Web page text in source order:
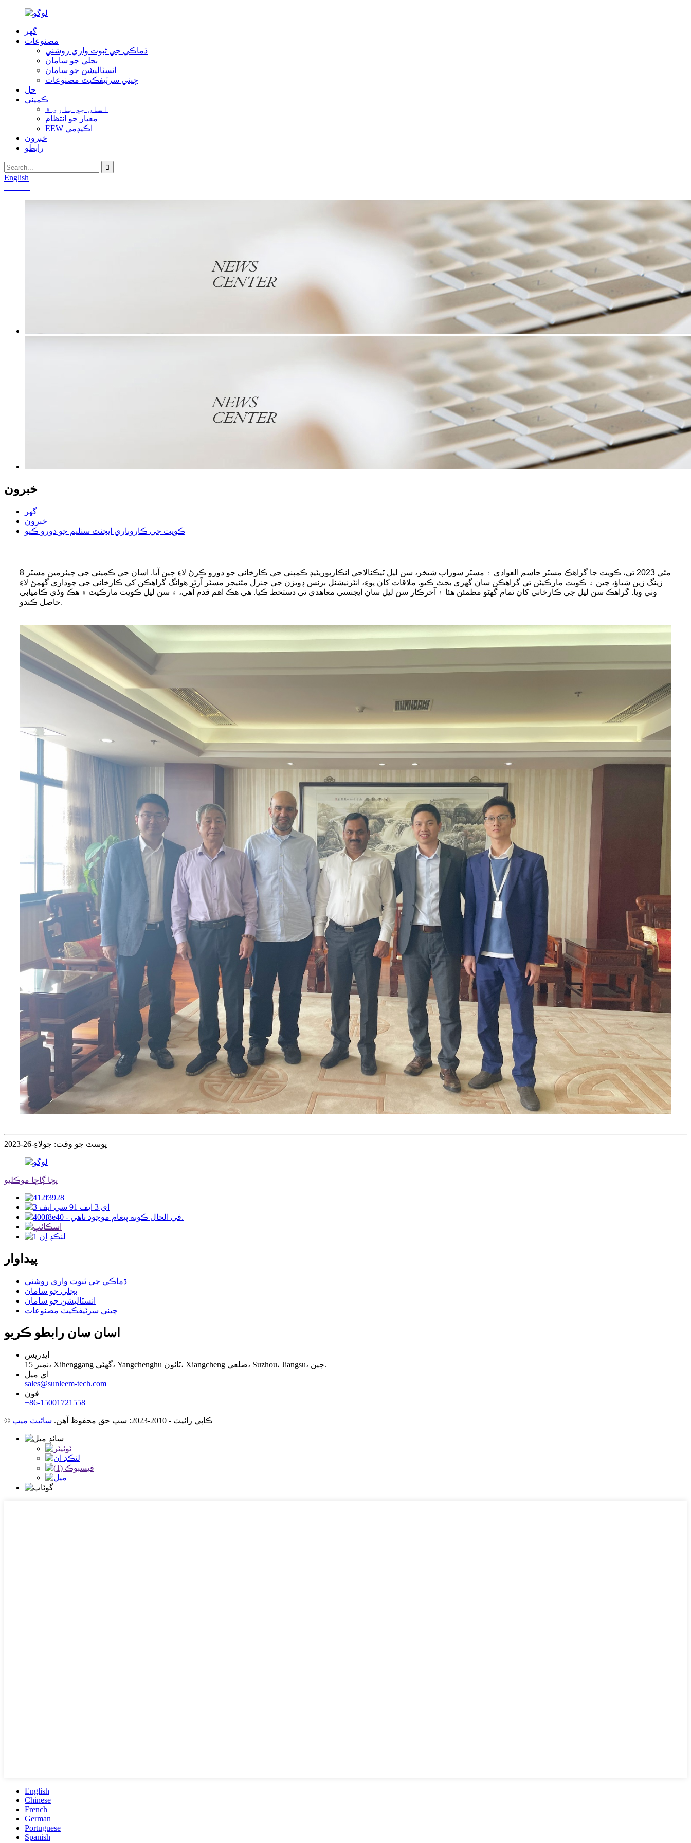
گھر
مصنوعات
ڌماڪي جي ثبوت واري روشني
بجلي جو سامان
انسٽاليشن جو سامان
چيني سرٽيفڪيٽ مصنوعات
حل
ڪمپني
اسان جي باري ۾
معيار جو انتظام
EEW اڪيڊمي
خبرون
رابطو
English
خبرون
گھر
خبرون
ڪويت جي ڪاروباري ايجنٽ سنليم جو دورو ڪيو
8 مئي 2023 تي، ڪويت جا گراهڪ مسٽر جاسم العوادي ۽ مسٽر سوراب شيخر، سن ليل ٽيڪنالاجي انڪارپوريٽيڊ ڪمپني جي ڪارخاني جو دورو ڪرڻ لاءِ چين آيا. اسان جي ڪمپني جي چيئرمين مسٽر
زينگ زين شياؤ، چين ۽ ڪويت مارڪيٽن تي گراهڪن سان گهري بحث ڪيو. ملاقات کان پوءِ، انٽرنيشنل بزنس ڊويزن جي جنرل مئنيجر مسٽر آرٿر هوانگ گراهڪن کي ڪارخاني جي چوڌاري گهمڻ لاءِ
وٺي ويا. گراهڪ سن ليل جي ڪارخاني کان تمام گهڻو مطمئن هئا ۽ آخرڪار سن ليل سان ايجنسي معاهدي تي دستخط ڪيا. هي هڪ اهم قدم آهي، ۽ سن ليل ڪويت مارڪيٽ ۾ هڪ وڏي ڪاميابي
حاصل ڪندو.
پوسٽ جو وقت: جولاءِ-26-2023
پڇا ڳاڇا موڪليو
پيداوار
ڌماڪي جي ثبوت واري روشني
بجلي جو سامان
انسٽاليشن جو سامان
چيني سرٽيفڪيٽ مصنوعات
اسان سان رابطو ڪريو
ايڊريس
نمبر 15، Xihenggang گهٽي، Yangchenghu ٽائون، Xiangcheng ضلعي، Suzhou، Jiangsu، چين.
اي ميل
sales@sunleem-tech.com
فون
+86-15001721558
© ڪاپي رائيٽ - 2010-2023: سڀ حق محفوظ آهن. سائيٽ ميپ
English
Chinese
French
German
Portuguese
Spanish